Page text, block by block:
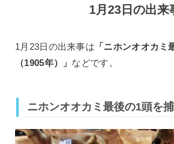
1月23日の出来
1月23日の出来事は 「ニホンオオカミ
（1905年）」 などです。
ニホンオオカミ最後の1頭を捕